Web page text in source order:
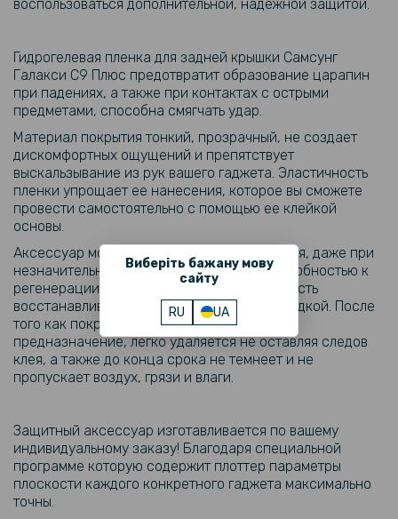
Виберіть бажану мову
сайту
RU UA
воспользоваться дополнительной, надежной защитой.
Гидрогелевая пленка для задней крышки Самсунг
Галакси С9 Плюс предотвратит образование царапин
при падениях, а также при контактах с острыми
предметами, способна смягчать удар.
Материал покрытия тонкий, прозрачный, не создает
дискомфортных ощущений и препятствует
выскальзывание из рук вашего гаджета. Эластичность
пленки упрощает ее нанесения, которое вы сможете
провести самостоятельно с помощью ее клейкой
основы.
Аксессуар может длительно использоваться, даже при
незначительных царапинах обладает способностью к
регенерации, в течение 24 часов поверхность
восстанавливается и становится снова гладкой. После
того как покрытие завершит свое особое
предназначение, легко удаляется не оставляя следов
клея, а также до конца срока не темнеет и не
пропускает воздух, грязи и влаги.
Защитный аксессуар изготавливается по вашему
индивидуальному заказу! Благодаря специальной
программе которую содержит плоттер параметры
плоскости каждого конкретного гаджета максимально
точны.